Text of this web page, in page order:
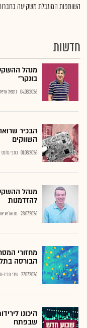
השותפות המוגבלת משקיעה
חדשות
מנהל
בונקר"
04.08.2026 נתנאל
הבכיר
השווקים
01.08.2026 כתבי גלובס
מנהל
להזדמנות
28.07.2026 נתנאל אריאל
מחזורי
הבורסה
27.07.2026 שירי חביב-
היכונו
שבפתח